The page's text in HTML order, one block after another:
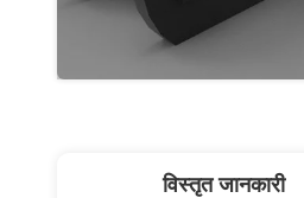
विस्तृत जानकारी